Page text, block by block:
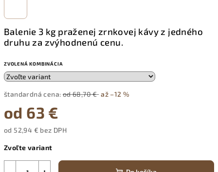
Balenie 3 kg praženej zrnkovej kávy z jedného
druhu za zvýhodnenú cenu.
ZVOLENÁ KOMBINÁCIA
štandardná cena: od 68,70 € až –12 %
od 63 €
od 52,94 € bez DPH
cena:
Zvoľte variant